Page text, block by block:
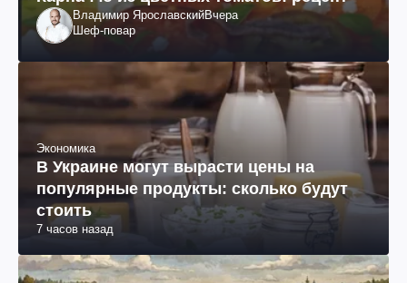
Владимир ЯрославскийВчера
Шеф-повар
Экономика
В Украине могут вырасти цены на
популярные продукты: сколько будут
стоить
7 часов назад